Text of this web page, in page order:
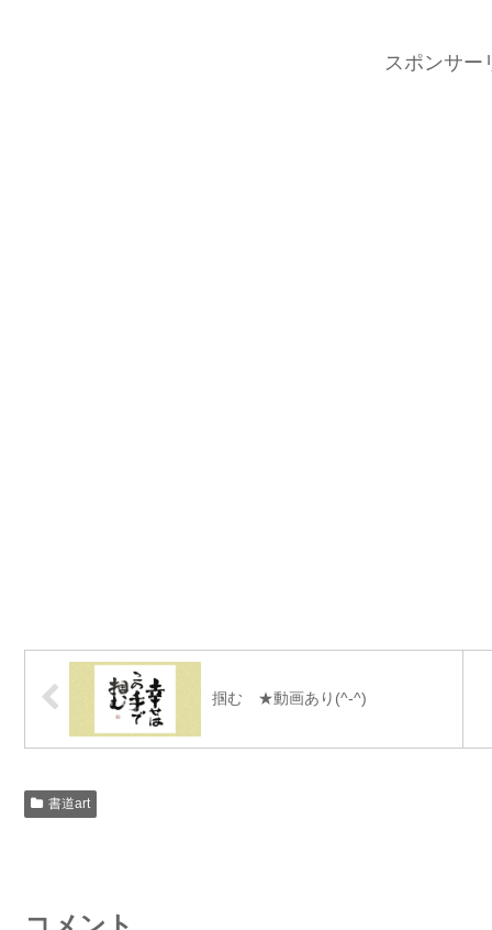
スポンサー
掴む ★動画あり(^-^)
書道art